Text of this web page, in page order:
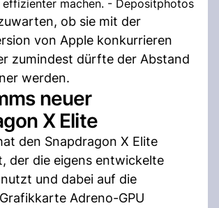
effizienter machen. - Depositphotos
ob sie mit der
von Apple konkurrieren
zumindest dürfte der Abstand
werden.
neuer
X Elite
den Snapdragon X Elite
der die eigens entwickelte
und dabei auf die
Adreno-GPU